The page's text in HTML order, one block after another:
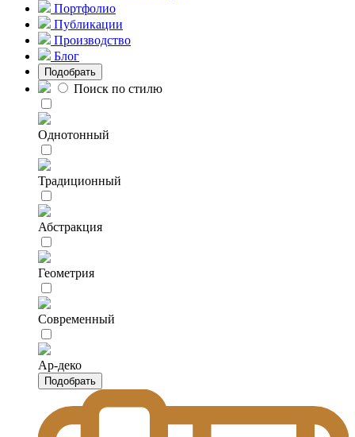
Портфолио
Публикации
Производство
Блог
Подобрать
Поиск по стилю
Однотонный
Традиционный
Абстракция
Геометрия
Современный
Ар-деко
Подобрать